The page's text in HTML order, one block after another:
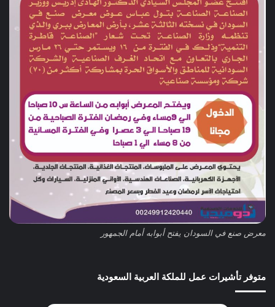
معرض صنع في السودان يفتح أبوابه أمام الجمهور
متوفر تأشيرات عمل للملكة العربية السعودية